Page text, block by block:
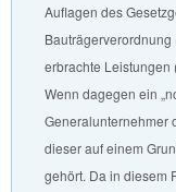
Auflagen des
erbrachte Leistungen
Wenn dagegen ein
Generalunternehmer
dieser auf einem
gehört. Da in diesem